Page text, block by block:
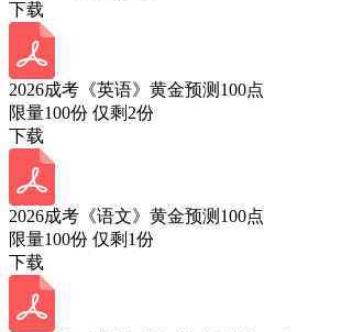
下载
2026成考《英语》黄金预测100点
限量100份 仅剩 2份
下载
2026成考《语文》黄金预测100点
限量100份 仅剩 1份
下载